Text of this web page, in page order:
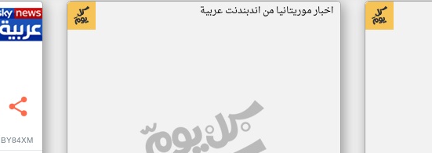
اخبار موريتانيا من اندبندنت عربية
BY84XM